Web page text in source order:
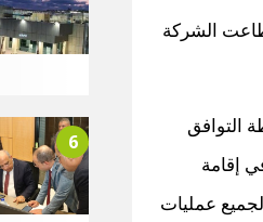
الشركة
التوافق
إقامة
عمليات
6